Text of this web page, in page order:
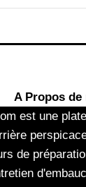
A Propos de
est une
de